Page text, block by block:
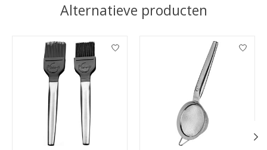
Alternatieve producten
Items van productcarrousel